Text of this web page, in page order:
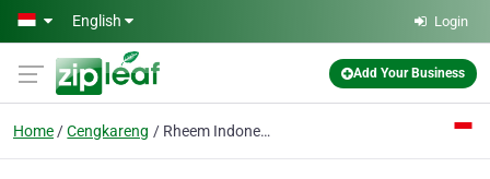
Skip to main content
English Login
Add Your Business
Home Cengkareng Rheem Indonesia